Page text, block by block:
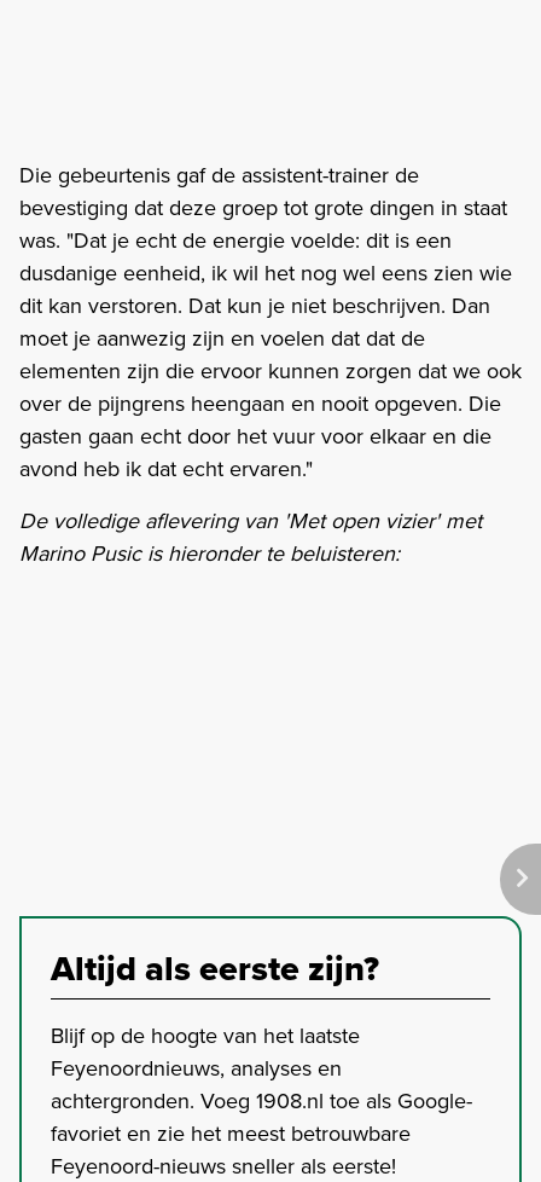
Die gebeurtenis gaf de assistent-trainer de
bevestiging dat deze groep tot grote dingen in staat
was. "Dat je echt de energie voelde: dit is een
dusdanige eenheid, ik wil het nog wel eens zien wie
dit kan verstoren. Dat kun je niet beschrijven. Dan
moet je aanwezig zijn en voelen dat dat de
elementen zijn die ervoor kunnen zorgen dat we ook
over de pijngrens heengaan en nooit opgeven. Die
gasten gaan echt door het vuur voor elkaar en die
avond heb ik dat echt ervaren."
De volledige aflevering van 'Met open vizier' met
Marino Pusic is hieronder te beluisteren:
Altijd als eerste zijn?
Blijf op de hoogte van het laatste
Feyenoordnieuws, analyses en
achtergronden. Voeg 1908.nl toe als Google-
favoriet en zie het meest betrouwbare
Feyenoord-nieuws sneller als eerste!